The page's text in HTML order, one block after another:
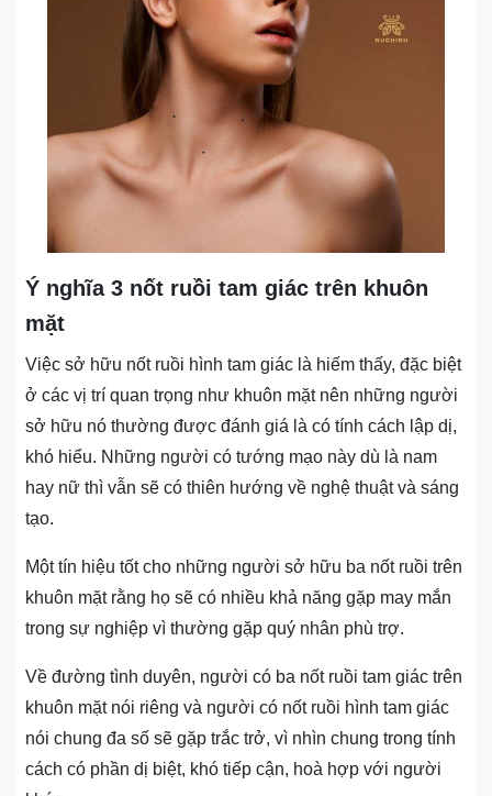
Ý nghĩa 3 nốt ruồi tam giác trên khuôn
mặt
Việc sở hữu nốt ruồi hình tam giác là hiếm thấy, đặc biệt
ở các vị trí quan trọng như khuôn mặt nên những người
sở hữu nó thường được đánh giá là có tính cách lập dị,
khó hiểu. Những người có tướng mạo này dù là nam
hay nữ thì vẫn sẽ có thiên hướng về nghệ thuật và sáng
tạo.
Một tín hiệu tốt cho những người sở hữu ba nốt ruồi trên
khuôn mặt rằng họ sẽ có nhiều khả năng gặp may mắn
trong sự nghiệp vì thường gặp quý nhân phù trợ.
Về đường tình duyên, người có ba nốt ruồi tam giác trên
khuôn mặt nói riêng và người có nốt ruồi hình tam giác
nói chung đa số sẽ gặp trắc trở, vì nhìn chung trong tính
cách có phần dị biệt, khó tiếp cận, hoà hợp với người